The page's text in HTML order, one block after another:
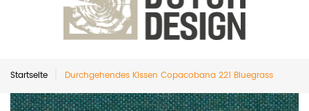
Startseite Durchgehendes Kissen Copacobana 221 Bluegrass